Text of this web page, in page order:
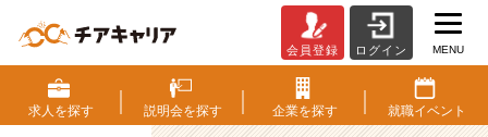
ッ
プ
画
会員登録 ログイン MENU
求人を探す 説明会を探す 企業を探す 就職イベント